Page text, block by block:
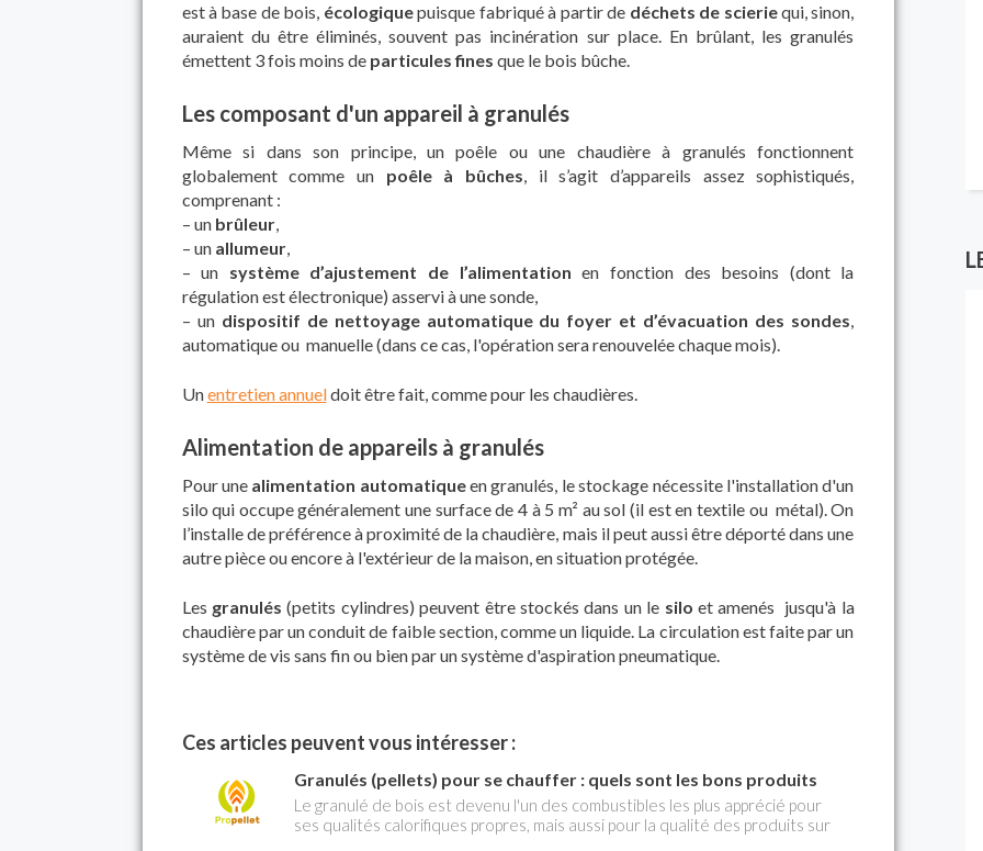
est à base de bois, écologiquepuisque fabriqué à partir de déchets de scieriequi, sinon,
auraient du être éliminés, souvent pas incinération sur place. En brûlant, les granulés
émettent 3 fois moins de particules fines que le bois bûche.
Les composant d'un appareil à granulés
Même si dans son principe, un poêle ou une chaudière à granulés fonctionnent
globalement comme un
poêle à bûches, il s’agit d’appareils assez sophistiqués,
comprenant :
– un brûleur,
– un allumeur,
– un système d’ajustement de l’alimentation en fonction des besoins (dont la
régulation est électronique) asservi à une sonde,
– un dispositif de nettoyage automatique du foyer et d’évacuation des sondes,
automatique ou manuelle (dans ce cas, l'opération sera renouvelée chaque mois).
Unentretien annueldoit être fait, comme pour les chaudières.
Alimentation de appareils à granulés
Pour une alimentation automatiqueen granulés, le stockage nécessite l'installation d'un
silo qui occupe généralement une surface de 4 à 5 m² au sol (il est en textile ou métal). On
l’installe de préférence à proximité de la chaudière, mais il peut aussi être déporté dans une
autre pièce ou encore à l'extérieur de la maison, en situation protégée.
Les granulés (petits cylindres) peuvent être stockés dans un le silo et amenés jusqu'à la
chaudière par un conduit de faible section, comme un liquide. La circulation est faite par un
système de vis sans fin ou bien par un système d'aspiration pneumatique.
Ces articles peuvent vous intéresser :
Granulés (pellets) pour se chauffer : quels sont les bons produits
Le granulé de bois est devenu l'un des combustibles les plus apprécié pour
ses qualités calorifiques propres, mais aussi pour la qualité des produits sur